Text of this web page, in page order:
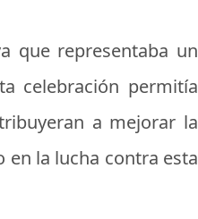
que representaba un
celebración permitía
a mejorar la
la lucha contra esta